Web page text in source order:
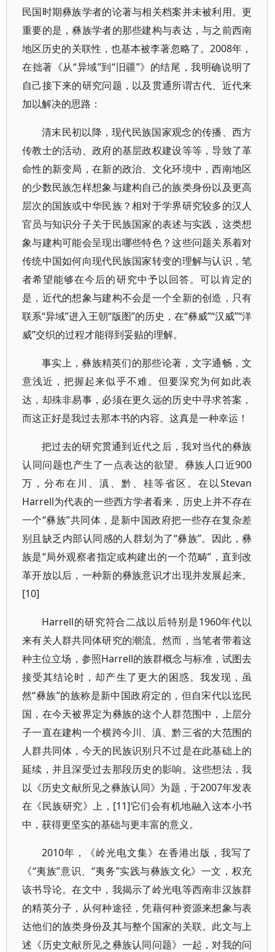
民国时期彝族学者的论著与相关档案并未被利用。更
重要的是，彝族学者的那些建构与表达，与之前西南
地区历史的关联性，也基本被李著忽略了。2008年，
在拙著《从“异域”到“旧疆”》的结尾，我明确说明了
自己接下来的研究问题，以及贯通所谓古代、近代来
加以解决的思路：
清末民初以降，现代民族国家观念的传播、西方
传教士的活动、政府的基层政权建设等等，导致了革
命性的新变局，在新的政治、文化环境中，西南地区
的少数民族怎样想象与建构自己的族类身份以及更高
层次的国族或中华民族？相对于学界研究较多的汉人
官员与知识分子关于民族国家的表述与实践，这类想
象与建构可能会呈现出哪些特色？这些问题关系着对
传统中国如何向现代民族国家转变的理解与认识，笔
者希望能够在今后的研究中予以回答。可以肯定的
是，近代的想象与建构不会是一个全新的创造，只有
联系“异域”进入王朝“版图”的历史，在“彝威”“汉威”“洋
威”交织的过程才能得到妥贴的理解。
事实上，彝族精英们的那些论著，文字通畅，文
意浅近，把握起来似乎不难。但要深究为何如此表
达，却殊非易事，必须在更久远的历史中寻求答案，
而这正好是我过去那本书的内容。这真是一种幸运！
把过去的研究贯通到近代之后，我对当代的彝族
认同问题也产生了一点表达的欲望。彝族人口近900
万，分布在川、滇、黔、桂等省区。在以Stevan
Harrell为代表的一些西方学者看来，历史上并不存在
一个“彝族”共同体，是新中国政府把一些存在复杂差
别且缺乏内部认同感的人群划为了“彝族”。因此，彝
族是“局外观察者指定或构建出的一个范畴”，直到改
革开放以后，一种新的彝族意识才出现并发展起来。
[10]
Harrell的研究符合二战以后特别是1960年代以
来有关人群共同体研究的潮流。然而，当笔者带着这
种主位立场，参照Harrell的族群概念与标准，试图去
接受其结论时，却产生了更大的困惑。我发现，虽
然“彝族”的族称是新中国政府定的，但自宋代以迄民
国，在今天被界定为彝族的这个人群范围中，上层分
子一直在建构一个横跨今川、滇、黔三省的大范围的
人群共同体，今天的民族识别只不过是在此基础上的
延续，并且深受过去那段历史的影响。这些想法，我
以《历史文献所见之彝族认同》为题，于2007年发表
在《民族研究》上，[11]它们会有机地融入这本小书
中，获得更坚实的基础与更丰富的意义。
2010年，《岭光电文集》在香港出版，我写了
《“夷族”意识、“夷务”实践与彝族文化》一文，权充
该书导论。在文中，我揭示了岭光电等西南非汉族群
的精英分子，从何种途径，凭藉何种资源来想象与表
达他们的族类身份及其与整个国家的关联。此文与上
述《历史文献所见之彝族认同问题》一起，对我的问